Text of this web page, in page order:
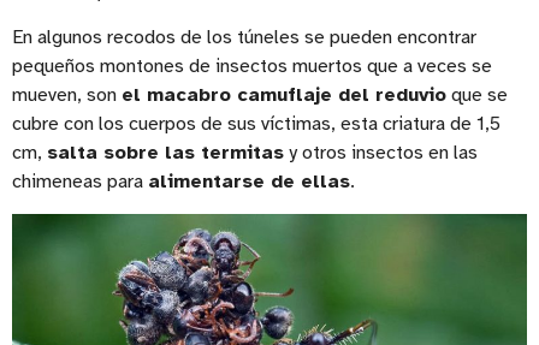
En algunos recodos de los túneles se pueden encontrar
pequeños montones de insectos muertos que a veces se
mueven, son el macabro camuflaje del reduvio que se
cubre con los cuerpos de sus víctimas, esta criatura de 1,5
cm, salta sobre las termitas y otros insectos en las
chimeneas para alimentarse de ellas.